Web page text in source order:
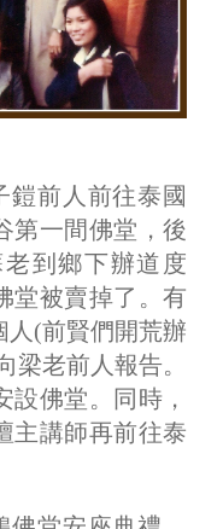
鎧前人前往泰國
第一間佛堂，後
到鄉下辦道度
堂被賣掉了。有
人(前賢們開荒辦
梁老前人報告。
設佛堂。同時，
主講師再前往泰